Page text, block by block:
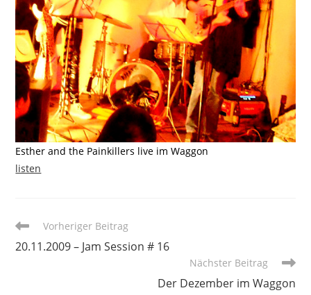
Esther and the Painkillers live im Waggon
listen
Weitere
ansehen
Vorheriger Beitrag
20.11.2009 – Jam Session # 16
Nächster Beitrag
Der Dezember im Waggon